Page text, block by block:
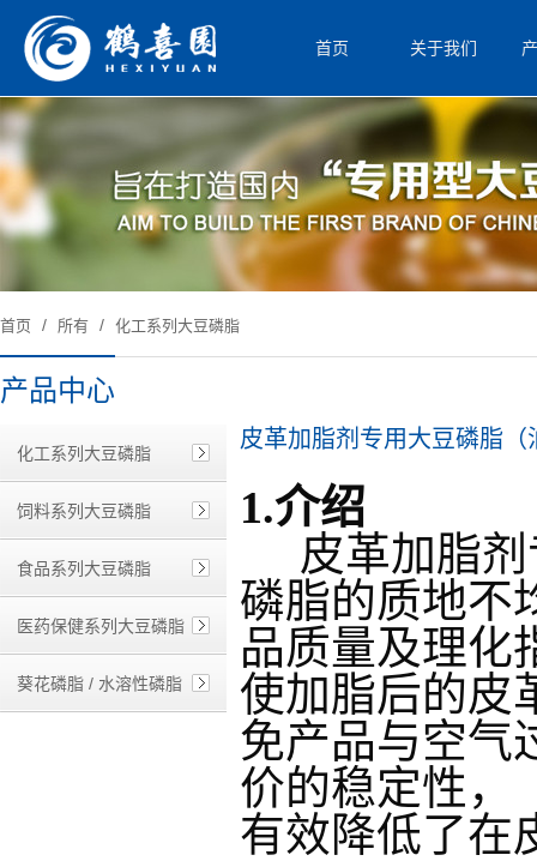
首页 关于我们
首页 / 所有 / 化工系列大豆磷脂
产品中心
化工系列大豆磷脂
饲料系列大豆磷脂
食品系列大豆磷脂
医药保健系列大豆磷脂
葵花磷脂 / 水溶性磷脂
皮革加脂剂专用大豆磷脂（
1.介绍
皮革加脂剂
磷脂的质地不
品质量及理化
使加脂后的皮
免产品与空气
价的稳定性，
有效降低了在